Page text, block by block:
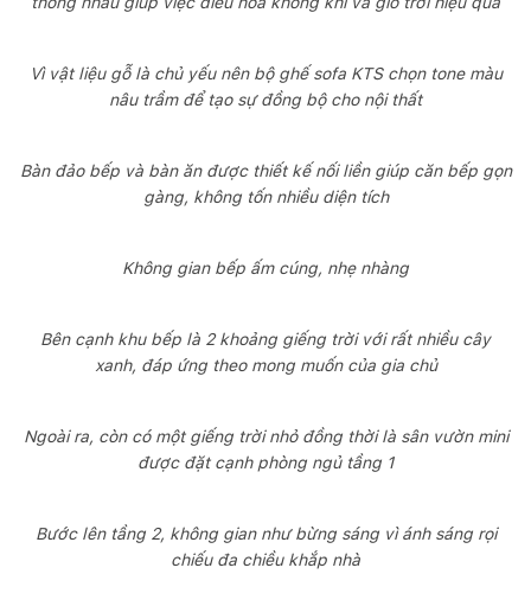
Vì vật liệu gỗ là chủ yếu nên bộ ghế sofa KTS chọn tone màu
nâu trầm để tạo sự đồng bộ cho nội thất
Bàn đảo bếp và bàn ăn được thiết kế nối liền giúp căn bếp gọn
gàng, không tốn nhiều diện tích
Không gian bếp ấm cúng, nhẹ nhàng
Bên cạnh khu bếp là 2 khoảng giếng trời với rất nhiều cây
xanh, đáp ứng theo mong muốn của gia chủ
Ngoài ra, còn có một giếng trời nhỏ đồng thời là sân vườn mini
được đặt cạnh phòng ngủ tầng 1
Bước lên tầng 2, không gian như bừng sáng vì ánh sáng rọi
chiếu đa chiều khắp nhà